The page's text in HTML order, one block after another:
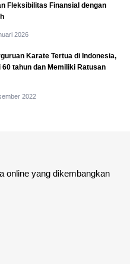
Fleksibilitas Finansial dengan
2026
Karate Tertua di Indonesia,
tahun dan Memiliki Ratusan
2022
online yang dikembangkan